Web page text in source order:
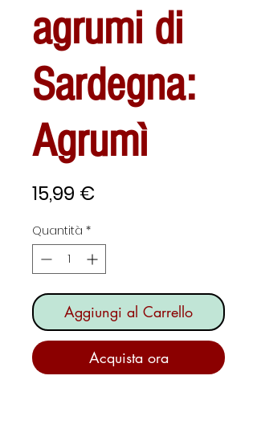
agrumi di
Sardegna:
Agrumì
15,99 €
Quantità *
Aggiungi al Carrello
Acquista ora